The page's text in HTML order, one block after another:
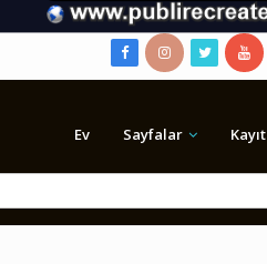
Ev Sayfalar Kayıt